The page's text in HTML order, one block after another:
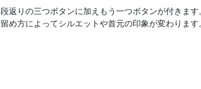
段返りの三つボタンに加えもう一つボタンが付きます
留め方によってシルエットや首元の印象が変わります